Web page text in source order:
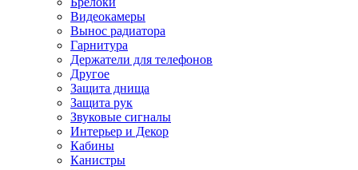
Видеокамеры
Вынос радиатора
Гарнитура
Держатели для телефонов
Другое
Защита днища
Защита рук
Звуковые сигналы
Интерьер и Декор
Кабины
Канистры